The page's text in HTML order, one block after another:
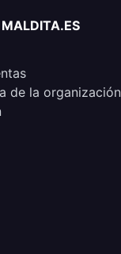
de la organización